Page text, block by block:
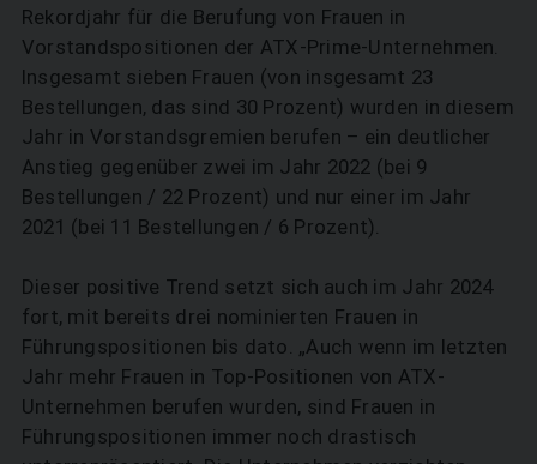
Rekordjahr für die Berufung von Frauen in
Vorstandspositionen der ATX-Prime-Unternehmen.
Insgesamt sieben Frauen (von insgesamt 23
Bestellungen, das sind 30 Prozent) wurden in diesem
Jahr in Vorstandsgremien berufen – ein deutlicher
Anstieg gegenüber zwei im Jahr 2022 (bei 9
Bestellungen / 22 Prozent) und nur einer im Jahr
2021 (bei 11 Bestellungen / 6 Prozent).
Dieser positive Trend setzt sich auch im Jahr 2024
fort, mit bereits drei nominierten Frauen in
Führungspositionen bis dato. „Auch wenn im letzten
Jahr mehr Frauen in Top-Positionen von ATX-
Unternehmen berufen wurden, sind Frauen in
Führungspositionen immer noch drastisch